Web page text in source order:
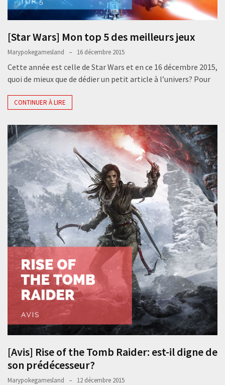
[Star Wars] Mon top 5 des meilleurs jeux
Marypokegamesland 16 décembre 2015
Cette année est celle de Star Wars et en ce 16 décembre 2015,
quoi de mieux que de dédier un petit article à l’univers? Pour
CONTINUER À LIRE
[Avis] Rise of the Tomb Raider: est-il digne de
son prédécesseur?
Marypokegamesland 12 décembre 2015